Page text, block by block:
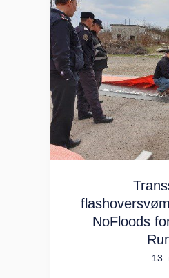
NoFloods
13.
–
i